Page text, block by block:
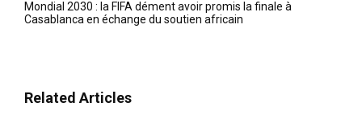
Mondial 2030 : la FIFA dément avoir promis la finale à
Casablanca en échange du soutien africain
Related Articles